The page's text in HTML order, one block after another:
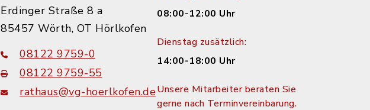
Erdinger Straße 8 a
85457 Wörth, OT Hörlkofen
08122 9759-0
08122 9759-55
rathaus@vg-hoerlkofen.de
08:00-12:00 Uhr
Dienstag zusätzlich:
14:00-18:00 Uhr
Unsere Mitarbeiter beraten Sie
gerne nach Terminvereinbarung.